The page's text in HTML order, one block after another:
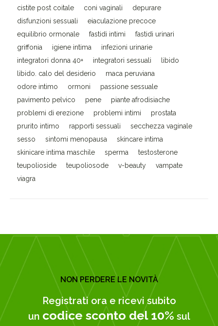
cistite post coitale
coni vaginali
depurare
disfunzioni sessuali
eiaculazione precoce
equilibrio ormonale
fastidi intimi
fastidi urinari
griffonia
igiene intima
infezioni urinarie
integratori donna 40+
integratori sessuali
libido
libido. calo del desiderio
maca peruviana
odore intimo
ormoni
passione sessuale
pavimento pelvico
pene
piante afrodisiache
problemi di erezione
problemi intimi
prostata
prurito intimo
rapporti sessuali
secchezza vaginale
sesso
sintomi menopausa
skincare intima
skinicare intima maschile
sperma
testosterone
teupolioside
teupoliosode v-beauty
vampate
viagra
NON PERDERE LE NOVITÀ
Registrati ora e ricevi subito
un codice sconto del 10% sul